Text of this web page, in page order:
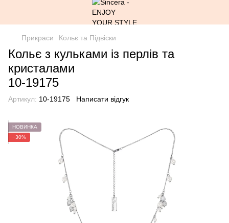
Прикраси Кольє та Підвіски
Кольє з кульками із перлів та
кристалами
10-19175
Артикул: 10-19175 Написати відгук
НОВИНКА
−30%